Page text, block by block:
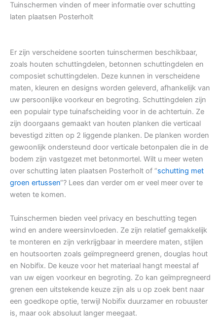
Tuinschermen vinden of meer informatie over schutting
laten plaatsen Posterholt
Er zijn verscheidene soorten tuinschermen beschikbaar,
zoals houten schuttingdelen, betonnen schuttingdelen en
composiet schuttingdelen. Deze kunnen in verscheidene
maten, kleuren en designs worden geleverd, afhankelijk van
uw persoonlijke voorkeur en begroting. Schuttingdelen zijn
een populair type tuinafscheiding voor in de achtertuin. Ze
zijn doorgaans gemaakt van houten planken die verticaal
bevestigd zitten op 2 liggende planken. De planken worden
gewoonlijk ondersteund door verticale betonpalen die in de
bodem zijn vastgezet met betonmortel. Wilt u meer weten
over schutting laten plaatsen Posterholt of “schutting met
groen ertussen“? Lees dan verder om er veel meer over te
weten te komen.
Tuinschermen bieden veel privacy en beschutting tegen
wind en andere weersinvloeden. Ze zijn relatief gemakkelijk
te monteren en zijn verkrijgbaar in meerdere maten, stijlen
en houtsoorten zoals geïmpregneerd grenen, douglas hout
en Nobifix. De keuze voor het materiaal hangt meestal af
van uw eigen voorkeur en begroting. Zo kan geïmpregneerd
grenen een uitstekende keuze zijn als u op zoek bent naar
een goedkope optie, terwijl Nobifix duurzamer en robuuster
is, maar ook absoluut langer meegaat.